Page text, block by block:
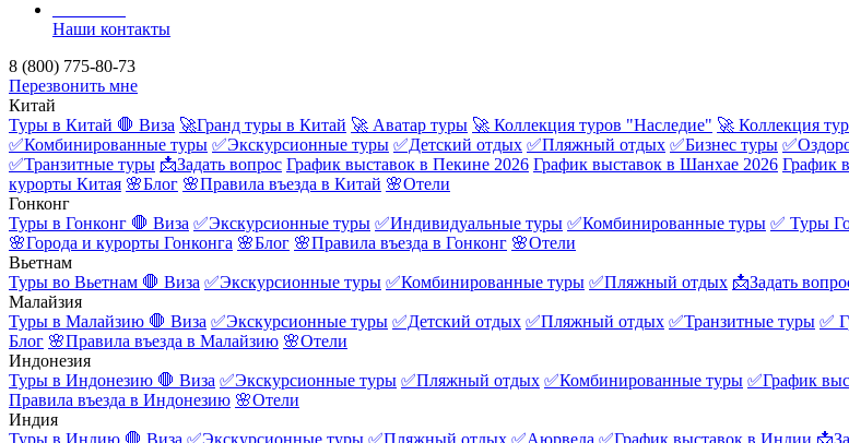
Наши контакты
8 (800) 775-80-73
Перезвонить мне
Китай
Туры в Китай 🛑 Виза 🚀Гранд туры в Китай 🚀 Аватар туры 🚀 Коллекция туров "Наследие" 🚀 Коллекция
✅Комбинированные туры ✅Экскурсионные туры ✅Детский отдых ✅Пляжный отдых ✅Бизнес туры
✅Транзитные туры 📩Задать вопрос График выставок в Пекине 2026 График выставок в Шанхае 2026 График
курорты Китая 🌸Блог 🌸Правила въезда в Китай 🌸Отели
Гонконг
Туры в Гонконг 🛑 Виза ✅Экскурсионные туры ✅Индивидуальные туры ✅Комбинированные туры ✅ Туры
🌸Города и курорты Гонконга 🌸Блог 🌸Правила въезда в Гонконг 🌸Отели
Вьетнам
Туры во Вьетнам 🛑 Виза ✅Экскурсионные туры ✅Комбинированные туры ✅Пляжный отдых 📩Задать
Малайзия
Туры в Малайзию 🛑 Виза ✅Экскурсионные туры ✅Детский отдых ✅Пляжный отдых ✅Транзитные туры ✅
Блог 🌸Правила въезда в Малайзию 🌸Отели
Индонезия
Туры в Индонезию 🛑 Виза ✅Экскурсионные туры ✅Пляжный отдых ✅Комбинированные туры ✅График
Правила въезда в Индонезию 🌸Отели
Индия
Туры в Индию 🛑 Виза ✅Экскурсионные туры ✅Пляжный отдых ✅Аюрведа ✅График выставок в Индии